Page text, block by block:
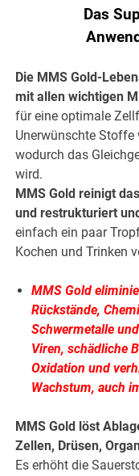
Das
Die MMS Gold-
mit allen wichtigen
für eine optimale
Unerwünschte Stoffe
wodurch das
wird.
MMS Gold reinigt
und restrukturiert
einfach ein paar
Kochen und Trinken
MMS Gold
Rückstände,
Schwermetalle
Viren, schädliche
Oxidation und
Wachstum, auch
MMS Gold löst
Zellen, Drüsen,
Es erhöht die